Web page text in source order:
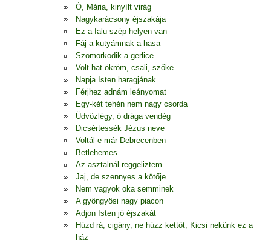
Ó, Mária, kinyílt virág
Nagykarácsony éjszakája
Ez a falu szép helyen van
Fáj a kutyámnak a hasa
Szomorkodik a gerlice
Volt hat ökröm, csali, szőke
Napja Isten haragjának
Férjhez adnám leányomat
Egy-két tehén nem nagy csorda
Üdvözlégy, ó drága vendég
Dicsértessék Jézus neve
Voltál-e már Debrecenben
Betlehemes
Az asztalnál reggeliztem
Jaj, de szennyes a kötője
Nem vagyok oka semminek
A gyöngyösi nagy piacon
Adjon Isten jó éjszakát
Húzd rá, cigány, ne húzz kettőt; Kicsi nekünk ez a
ház